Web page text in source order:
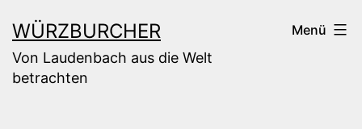
Inhalt
springen
WÜRZBURCHER
Von Laudenbach aus die Welt
betrachten
Menü